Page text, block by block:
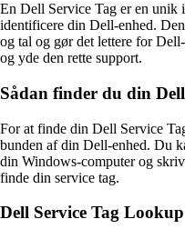
En Dell Service Tag er en unik
identificere din Dell-enhed.
og tal og gør det lettere for
og yde den rette support.
Sådan finder du din
For at finde din Dell Service
bunden af din Dell-enhed. Du
din Windows-computer og
finde din service tag.
Dell Service Tag Lookup